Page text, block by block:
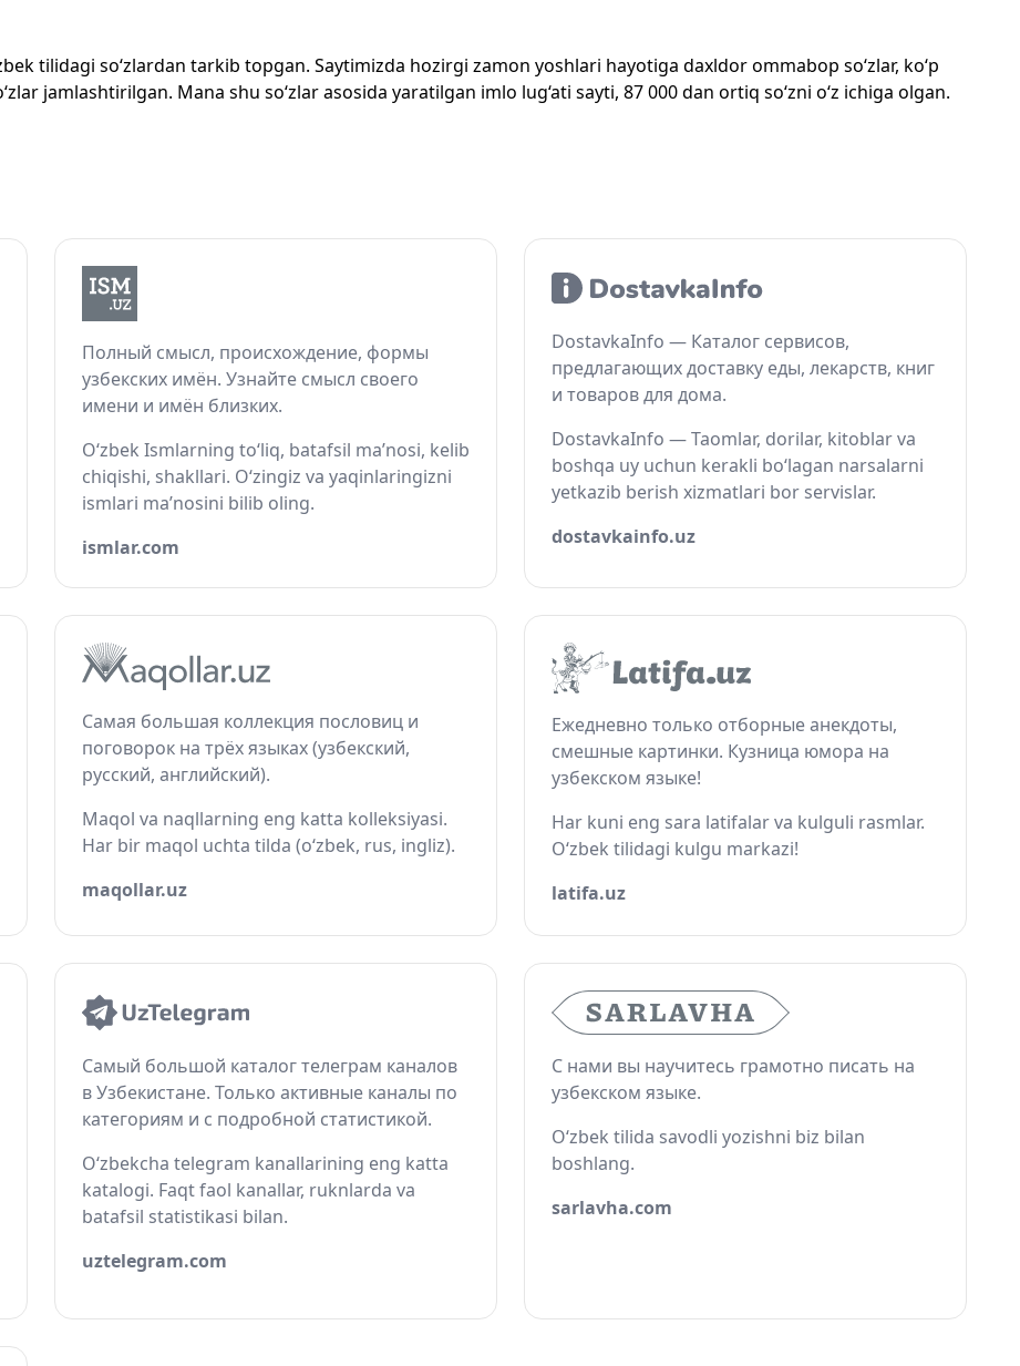
tilidagi so‘zlardan tarkib topgan. Saytimizda hozirgi zamon yoshlari hayotiga daxldor ommabop so‘zlar, ko‘p
jamlashtirilgan. Mana shu so‘zlar asosida yaratilgan imlo lug‘ati sayti, 87 000 dan ortiq so‘zni o‘z ichiga olgan.
Полный смысл, происхождение, формы
узбекских имён. Узнайте смысл своего
имени и имён близких.
O‘zbek Ismlarning to‘liq, batafsil ma’nosi, kelib
chiqishi, shakllari. O‘zingiz va yaqinlaringizni
ismlari ma’nosini bilib oling.
ismlar.com
DostavkaInfo — Каталог сервисов,
предлагающих доставку еды, лекарств, книг
и товаров для дома.
DostavkaInfo — Taomlar, dorilar, kitoblar va
boshqa uy uchun kerakli bo‘lagan narsalarni
yetkazib berish xizmatlari bor servislar.
dostavkainfo.uz
Самая большая коллекция пословиц и
поговорок на трёх языках (узбекский,
русский, английский).
Maqol va naqllarning eng katta kolleksiyasi.
Har bir maqol uchta tilda (o‘zbek, rus, ingliz).
maqollar.uz
Ежедневно только отборные анекдоты,
смешные картинки. Кузница юмора на
узбекском языке!
Har kuni eng sara latifalar va kulguli rasmlar.
O‘zbek tilidagi kulgu markazi!
latifa.uz
Самый большой каталог телеграм каналов
в Узбекистане. Только активные каналы по
категориям и с подробной статистикой.
O‘zbekcha telegram kanallarining eng katta
katalogi. Faqt faol kanallar, ruknlarda va
batafsil statistikasi bilan.
uztelegram.com
С нами вы научитесь грамотно писать на
узбекском языке.
O‘zbek tilida savodli yozishni biz bilan
boshlang.
sarlavha.com